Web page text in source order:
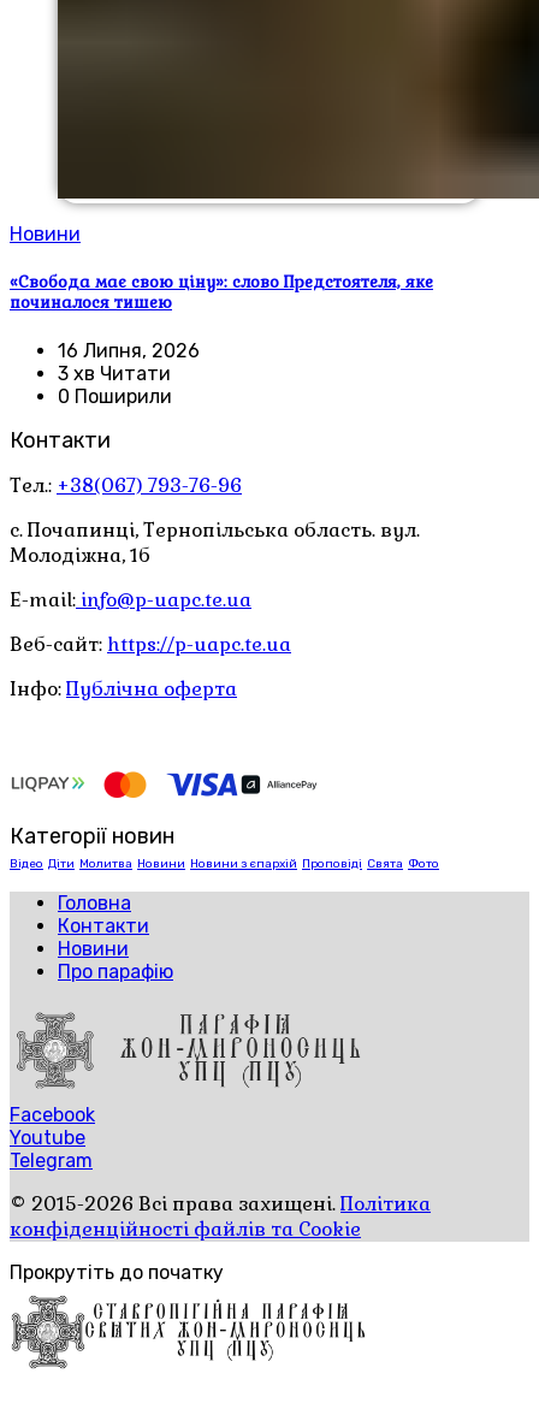
Новини
«Свобода має свою ціну»: слово Предстоятеля, яке
починалося тишею
16 Липня, 2026
3 хв Читати
0 Поширили
Контакти
Тел.: +38(067) 793-76-96
с. Почапинці, Тернопільська область. вул.
Молодіжна, 1б
E-mail: info@p-uapc.te.ua
Веб-сайт: https://p-uapc.te.ua
Інфо:Публічна оферта
Категорії новин
Відео Діти Молитва Новини Новини з єпархій Проповіді Свята Фото
Головна
Контакти
Новини
Про парафію
Facebook
Youtube
Telegram
© 2015-2026 Всі права захищені.Політика
конфіденційності файлів та Cookie
Прокрутіть до початку